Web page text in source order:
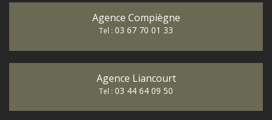
Agence Compiègne
Tel : 03 67 70 01 33
Agence Liancourt
Tel : 03 44 64 09 50